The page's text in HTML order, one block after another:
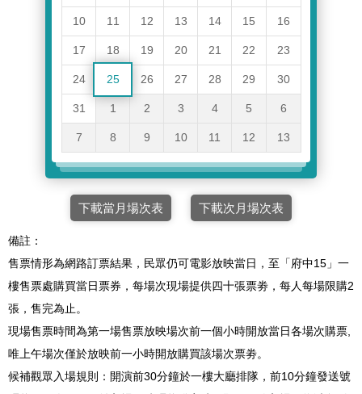
10 11 12 13 14 15 16
17 18 19 20 21 22 23
24 25 26 27 28 29 30
31 1 2 3 4 5 6
7 8 9 10 11 12 13
下載當月場次表 下載次月場次表
備註：
售票情形為網路訂票結果，民眾仍可電影放映當日，至「府中15」一
樓售票處購買當日票券，每場次現場提供四十張票劵，每人每場限購2
張，售完為止。
現場售票時間為第一場售票放映場次前一個小時開放當日各場次購票,
唯上午場次僅於放映前一小時開放購買該場次票劵。
候補觀眾入場規則：開演前30分鐘於一樓大廳排隊，前10分鐘發送號